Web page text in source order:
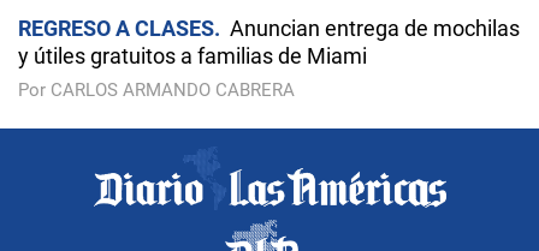
REGRESO A CLASES
Anuncian entrega de mochilas
y útiles gratuitos a familias de Miami
Por CARLOS ARMANDO CABRERA